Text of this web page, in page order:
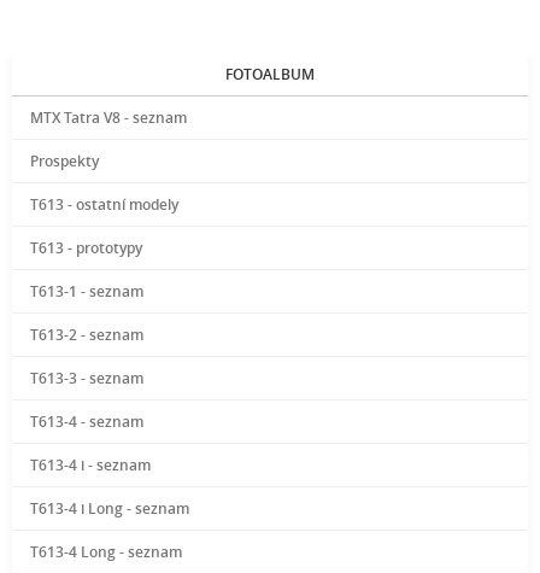
FOTOALBUM
MTX Tatra V8 - seznam
Prospekty
T613 - ostatní modely
T613 - prototypy
T613-1 - seznam
T613-2 - seznam
T613-3 - seznam
T613-4 - seznam
T613-4 i - seznam
T613-4 i Long - seznam
T613-4 Long - seznam